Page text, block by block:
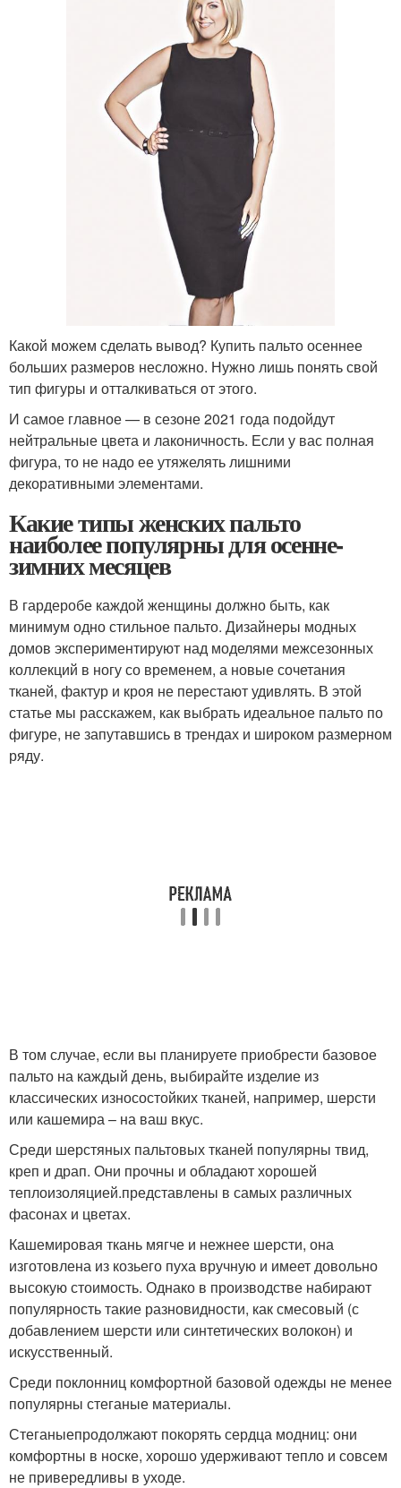
Какой можем сделать вывод? Купить пальто осеннее
больших размеров несложно. Нужно лишь понять свой
тип фигуры и отталкиваться от этого.
И самое главное — в сезоне 2021 года подойдут
нейтральные цвета и лаконичность. Если у вас полная
фигура, то не надо ее утяжелять лишними
декоративными элементами.
Какие типы женских пальто
наиболее популярны для осенне-
зимних месяцев
В гардеробе каждой женщины должно быть, как
минимум одно стильное пальто. Дизайнеры модных
домов экспериментируют над моделями межсезонных
коллекций в ногу со временем, а новые сочетания
тканей, фактур и кроя не перестают удивлять. В этой
статье мы расскажем, как выбрать идеальное пальто по
фигуре, не запутавшись в трендах и широком размерном
ряду.
В том случае, если вы планируете приобрести базовое
пальто на каждый день, выбирайте изделие из
классических износостойких тканей, например, шерсти
или кашемира – на ваш вкус.
Среди шерстяных пальтовых тканей популярны твид,
креп и драп. Они прочны и обладают хорошей
теплоизоляцией.представлены в самых различных
фасонах и цветах.
Кашемировая ткань мягче и нежнее шерсти, она
изготовлена из козьего пуха вручную и имеет довольно
высокую стоимость. Однако в производстве набирают
популярность такие разновидности, как смесовый (с
добавлением шерсти или синтетических волокон) и
искусственный.
Среди поклонниц комфортной базовой одежды не менее
популярны стеганые материалы.
Стеганыепродолжают покорять сердца модниц: они
комфортны в носке, хорошо удерживают тепло и совсем
не привередливы в уходе.